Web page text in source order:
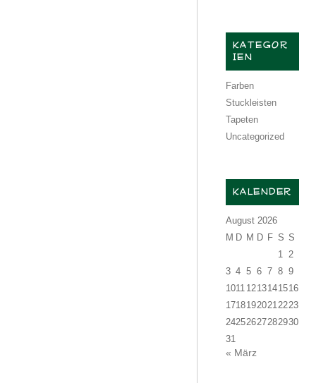
KATEGOR
IEN
Farben
Stuckleisten
Tapeten
Uncategorized
KALENDER
August 2026
M D M D F S S
1
2
3 4 5 6 7 8 9
1011 1213141516
1718192021 2223
24252627282930
31
« März